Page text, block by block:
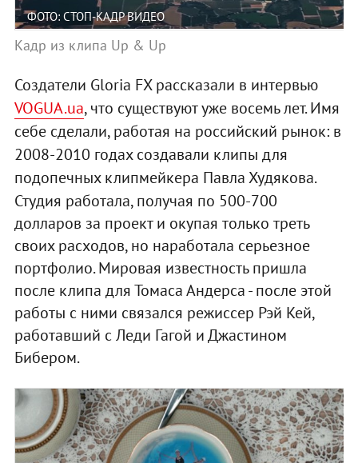
ФОТО: СТОП-КАДР ВИДЕО
Кадр из клипа Up & Up
Создатели Gloria FX рассказали в интервью
VOGUA.ua, что существуют уже восемь лет. Имя
себе сделали, работая на российский рынок: в
2008-2010 годах создавали клипы для
подопечных клипмейкера Павла Худякова.
Студия работала, получая по 500-700
долларов за проект и окупая только треть
своих расходов, но наработала серьезное
портфолио. Мировая известность пришла
после клипа для Томаса Андерса - после этой
работы с ними связался режиссер Рэй Кей,
работавший с Леди Гагой и Джастином
Бибером.